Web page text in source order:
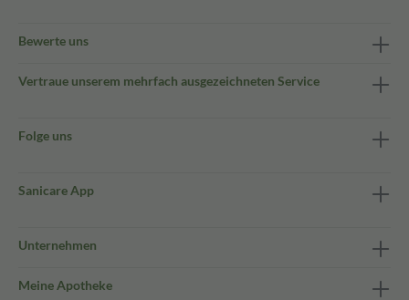
Bewerte uns
Vertraue unserem mehrfach ausgezeichneten Service
Folge uns
Sanicare App
Unternehmen
Meine Apotheke